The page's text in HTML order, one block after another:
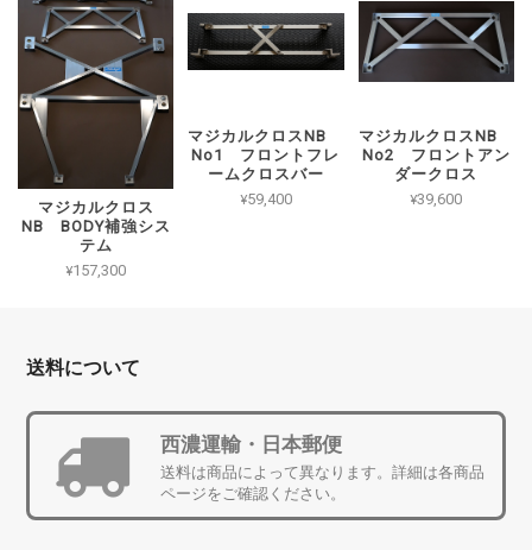
マジカルクロス
NB BODY補強シス
テム
¥157,300
マジカルクロスNB
No1 フロントフレ
ームクロスバー
¥59,400
マジカルクロスNB
No2 フロントアン
ダークロス
¥39,600
送料について
西濃運輸・日本郵便
送料は商品によって異なります。詳細は各商品
ページをご確認ください。